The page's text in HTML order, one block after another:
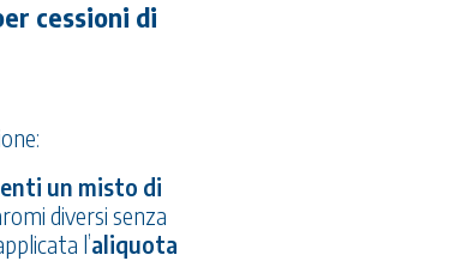
cessioni di
un misto di
diversi senza
l’aliquota